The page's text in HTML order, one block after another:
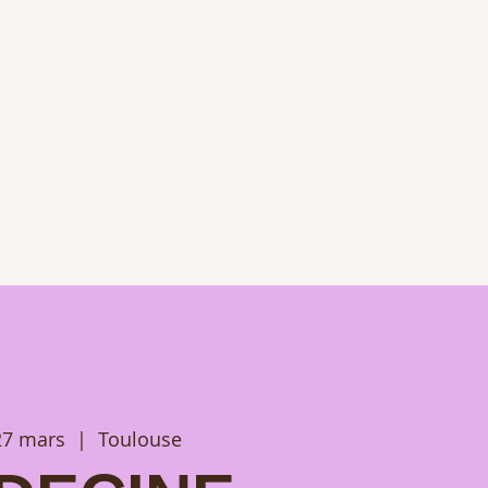
mars
  |
Toulouse